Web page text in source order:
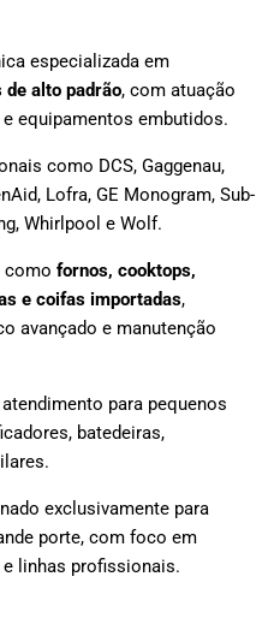
especializada em
alto padrão, com atuação
equipamentos embutidos.
como DCS, Gaggenau,
Lofra, GE Monogram, Sub-
Whirlpool e Wolf.
como fornos, cooktops,
e coifas importadas,
avançado e manutenção
para pequenos
batedeiras,
exclusivamente para
porte, com foco em
linhas profissionais.